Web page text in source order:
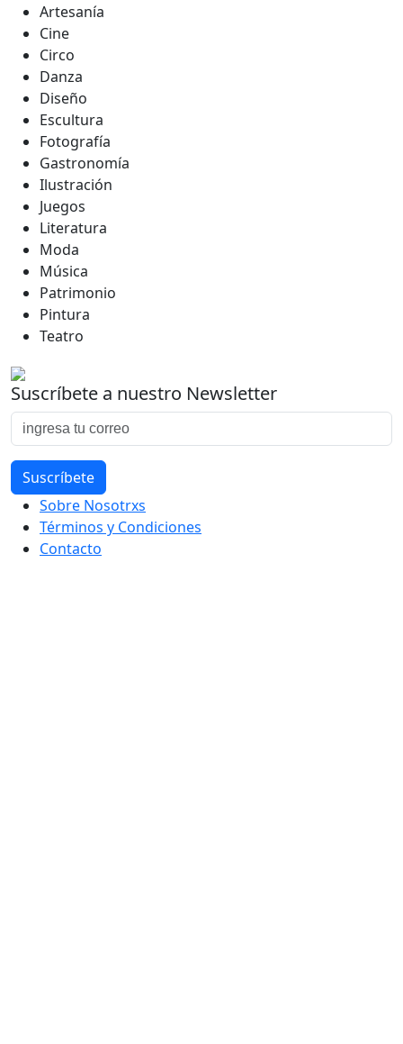
Artesanía
Cine
Circo
Danza
Diseño
Escultura
Fotografía
Gastronomía
Ilustración
Juegos
Literatura
Moda
Música
Patrimonio
Pintura
Teatro
Suscríbete a nuestro Newsletter
Sobre Nosotrxs
Términos y Condiciones
Contacto